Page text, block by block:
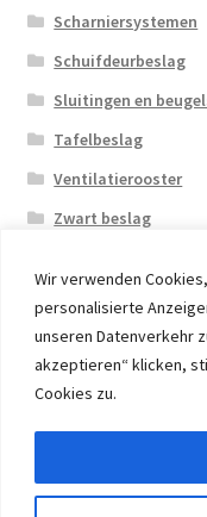
Wir verwenden
personalisierte
unseren Datenverkehr
akzeptieren“ klicken,
Cookies zu.
Scharniersystemen
Schuifdeurbeslag
Sluitingen en
Tafelbeslag
Ventilatierooster
Zwart beslag
© 2026 Eruon Trade